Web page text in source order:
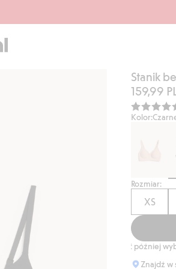
Kappahl i
Stanik
159,99
Kolor:
Rozmiar:
XS
Kup teraz, a zapłać później wybierz opcję +
Znajdź w